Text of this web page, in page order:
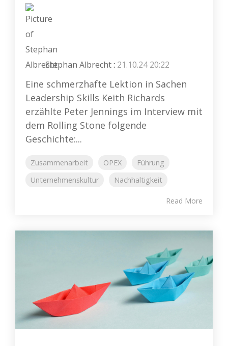
Stephan Albrecht: 21.10.24 20:22
Eine schmerzhafte Lektion in Sachen
Leadership Skills Keith Richards
erzählte Peter Jennings im Interview mit
dem Rolling Stone folgende
Geschichte:...
Zusammenarbeit OPEX
Führung
Unternehmenskultur
Nachhaltigkeit
Read More